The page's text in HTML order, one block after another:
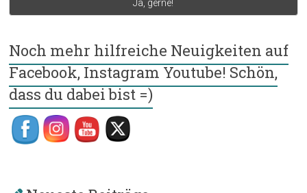
Noch mehr hilfreiche Neuigkeiten auf
Facebook, Instagram Youtube! Schön,
dass du dabei bist =)